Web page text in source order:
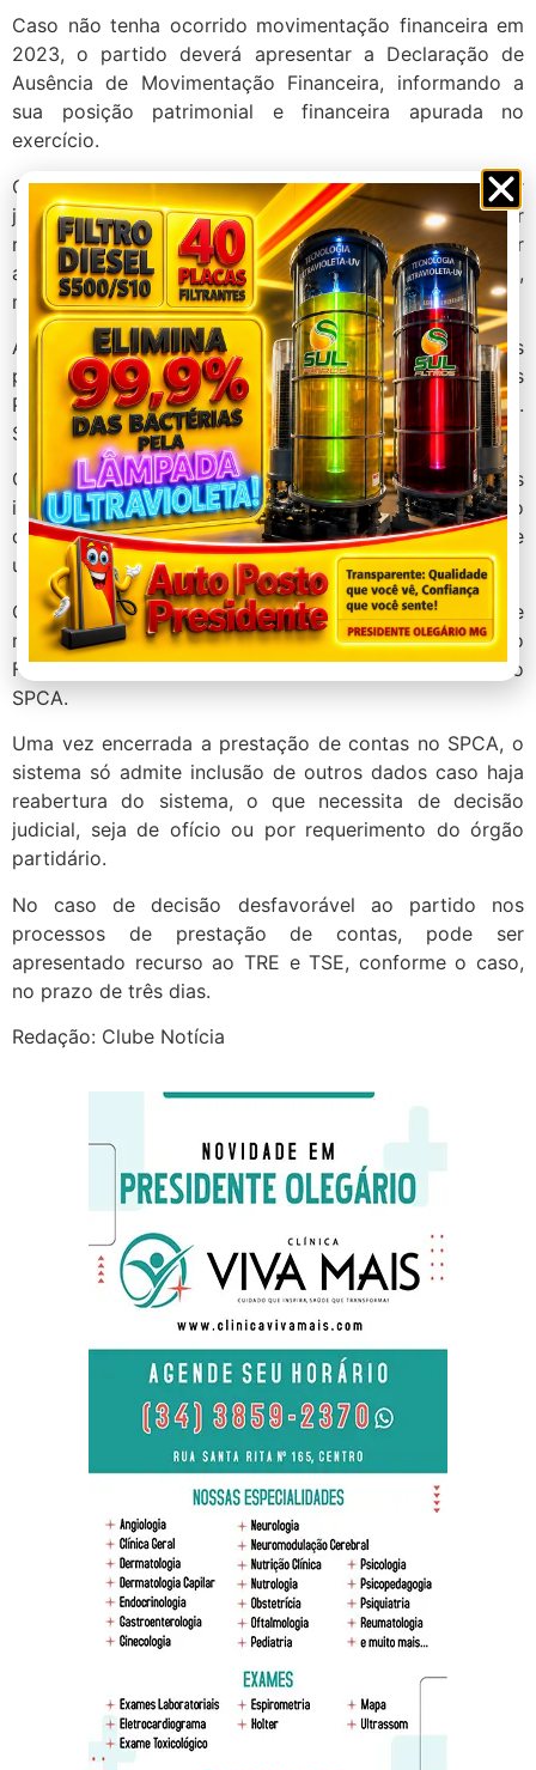
Caso não tenha ocorrido movimentação financeira em
2023, o partido deverá apresentar a Declaração de
Ausência de Movimentação Financeira, informando a
sua posição patrimonial e financeira apurada no
exercício.
Como o processo de prestação de contas tem caráter
jurisdicional, os diretórios partidários devem ser
representados por advogado. A documentação a ser
apresentada deve ser inserida de forma sequenciada,
mantendo uma cronologia da movimentação financeira.
A previsão de prestação de contas anual pelos partidos
políticos está contida na Lei nº 9.096/1995 – Lei dos
Partidos Políticos e Resolução TSE nº 23.604/2019.
Sistema de Prestação de Contas Anual (SPCA)
O lançamento dos dados, o encaminhamento das
informações e documentos devem ser feitos por meio
do Sistema de Prestação de Contas Anual (SPCA), de
uso obrigatório pelos partidos políticos.
Caso não haja recebimento e nem movimentação de
recursos, a Declaração de Ausência de Movimentação
Financeira também deve ser preenchida e emitida pelo
SPCA.
Uma vez encerrada a prestação de contas no SPCA, o
sistema só admite inclusão de outros dados caso haja
reabertura do sistema, o que necessita de decisão
judicial, seja de ofício ou por requerimento do órgão
partidário.
No caso de decisão desfavorável ao partido nos
processos de prestação de contas, pode ser
apresentado recurso ao TRE e TSE, conforme o caso,
no prazo de três dias.
Redação: Clube Notícia